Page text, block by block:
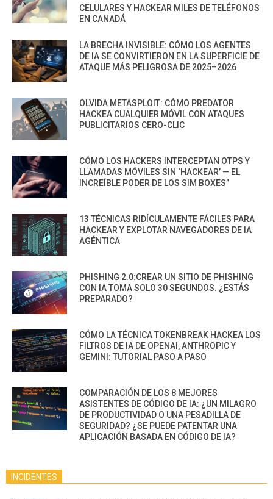
CELULARES Y HACKEAR MILES DE TELÉFONOS
EN CANADÁ
LA BRECHA INVISIBLE: CÓMO LOS AGENTES
DE IA SE CONVIRTIERON EN LA SUPERFICIE DE
ATAQUE MÁS PELIGROSA DE 2025–2026
OLVIDA METASPLOIT: CÓMO PREDATOR
HACKEA CUALQUIER MÓVIL CON ATAQUES
PUBLICITARIOS CERO-CLIC
CÓMO LOS HACKERS INTERCEPTAN OTPS Y
LLAMADAS MÓVILES SIN ‘HACKEAR’ — EL
INCREÍBLE PODER DE LOS SIM BOXES”
13 TÉCNICAS RIDÍCULAMENTE FÁCILES PARA
HACKEAR Y EXPLOTAR NAVEGADORES DE IA
AGÉNTICA
PHISHING 2.0:CREAR UN SITIO DE PHISHING
CON IA TOMA SOLO 30 SEGUNDOS. ¿ESTÁS
PREPARADO?
CÓMO LA TÉCNICA TOKENBREAK HACKEA LOS
FILTROS DE IA DE OPENAI, ANTHROPIC Y
GEMINI: TUTORIAL PASO A PASO
COMPARACIÓN DE LOS 8 MEJORES
ASISTENTES DE CÓDIGO DE IA: ¿UN MILAGRO
DE PRODUCTIVIDAD O UNA PESADILLA DE
SEGURIDAD? ¿SE PUEDE PATENTAR UNA
APLICACIÓN BASADA EN CÓDIGO DE IA?
INCIDENTES